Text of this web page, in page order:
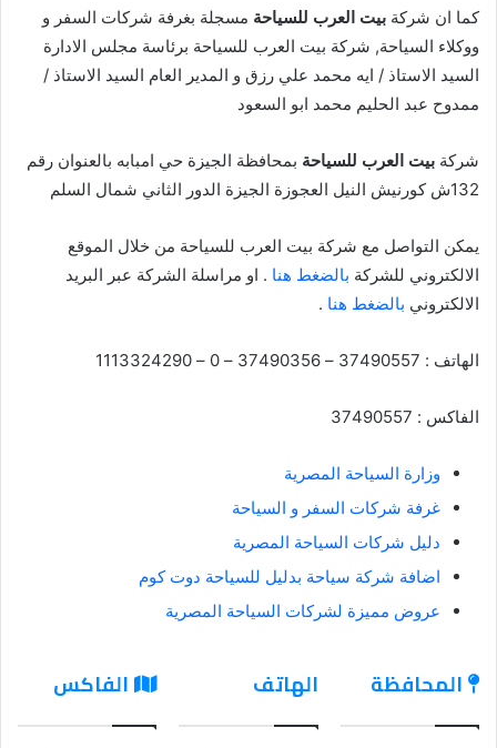
كما ان شركة بيت العرب للسياحة مسجلة بغرفة شركات السفر و
ووكلاء السياحة, شركة بيت العرب للسياحة برئاسة مجلس الادارة
السيد الاستاذ / ايه محمد علي رزق و المدير العام السيد الاستاذ /
ممدوح عبد الحليم محمد ابو السعود
شركة بيت العرب للسياحة بمحافظة الجيزة حي امبابه بالعنوان رقم
132ش كورنيش النيل العجوزة الجيزة الدور الثاني شمال السلم
يمكن التواصل مع شركة بيت العرب للسياحة من خلال الموقع
الالكتروني للشركة بالضغط هنا . او مراسلة الشركة عبر البريد
الالكتروني بالضغط هنا .
الهاتف : 37490557 – 37490356 – 0 – 1113324290
الفاكس : 37490557
وزارة السياحة المصرية
غرفة شركات السفر و السياحة
دليل شركات السياحة المصرية
اضافة شركة سياحة بدليل للسياحة دوت كوم
عروض مميزة لشركات السياحة المصرية
المحافظة الهاتف الفاكس